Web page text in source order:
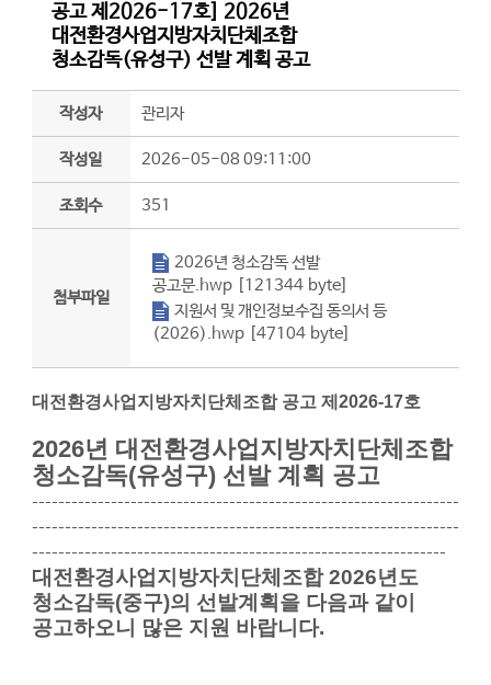
공고 제2026-17호] 2026년
대전환경사업지방자치단체조합
청소감독(유성구) 선발 계획 공고
작성자 관리자
작성일 2026-05-08 09:11:00
조회수 351
첨부파일
첨부파일
2026년 청소감독 선발
공고문.hwp [121344 byte]
첨부파일
지원서 및 개인정보수집 동의서 등
(2026).hwp [47104 byte]
대전환경사업지방자치단체조합 공고 제2026-17호
2026년 대전환경사업지방자치단체조합
청소감독(유성구) 선발 계획 공고
-----------------------------------------------------------------
-----------------------------------------------------------------
---------------------------------------------------------------
대 전환경사업지방자치단체조합2026년도
청소감독(중구)의 선발계획을 다음과 같이
공고하오니 많은 지원 바랍니다.